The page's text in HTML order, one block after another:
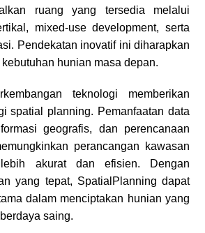
ruang yang tersedia melalui
mixed-use development, serta
Pendekatan inovatif ini diharapkan
hunian masa depan.
teknologi memberikan
spatial planning. Pemanfaatan data
geografis, dan perencanaan
perancangan kawasan
akurat dan efisien. Dengan
yang tepat, SpatialPlanning dapat
dalam menciptakan hunian yang
saing.